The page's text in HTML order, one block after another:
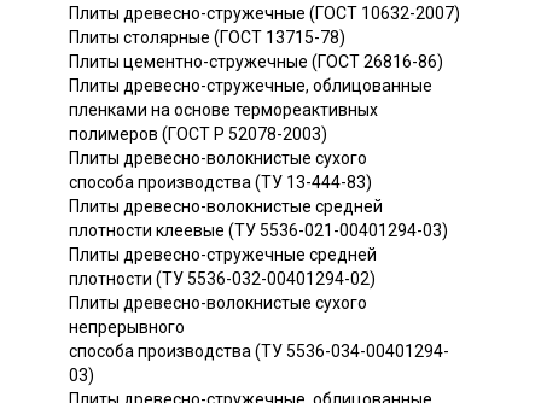
Плиты древесно-стружечные (ГОСТ 10632-2007)
Плиты столярные (ГОСТ 13715-78)
Плиты цементно-стружечные (ГОСТ 26816-86)
Плиты древесно-стружечные, облицованные
пленками на основе термореактивных
полимеров (ГОСТ Р 52078-2003)
Плиты древесно-волокнистые сухого
способа производства (ТУ 13-444-83)
Плиты древесно-волокнистые средней
плотности клеевые (ТУ 5536-021-00401294-03)
Плиты древесно-стружечные средней
плотности (ТУ 5536-032-00401294-02)
Плиты древесно-волокнистые сухого
непрерывного
способа производства (ТУ 5536-034-00401294-
03)
Плиты древесно-стружечные, облицованные